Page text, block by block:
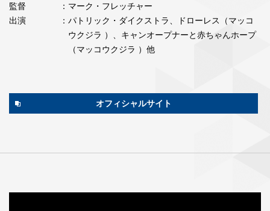
監督
：マーク・フレッチャー
出演
：パトリック・ダイクストラ、ドローレス（マッコ
ウクジラ ）、キャンオープナーと赤ちゃんホープ
（マッコウクジラ ）他
オフィシャルサイト